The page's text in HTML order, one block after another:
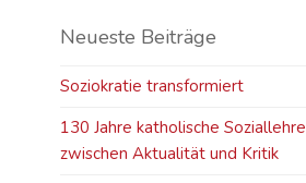
Neueste Beiträge
Soziokratie transformiert
130 Jahre katholische Soziallehre
zwischen Aktualität und Kritik